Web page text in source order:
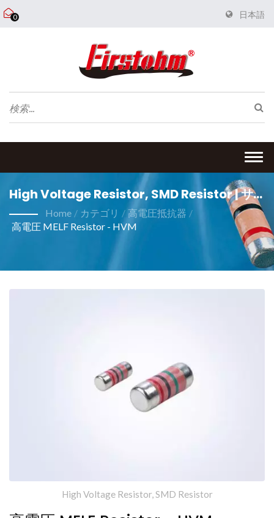
0 日本語
High Voltage Resistor, SMD Resistor | サ
ージ耐性 MELF Resistor メーカー |
FIRSTOHM
Home / カテゴリ / 高電圧抵抗器 /
高電圧 MELF Resistor - HVM
High Voltage Resistor, SMD Resistor